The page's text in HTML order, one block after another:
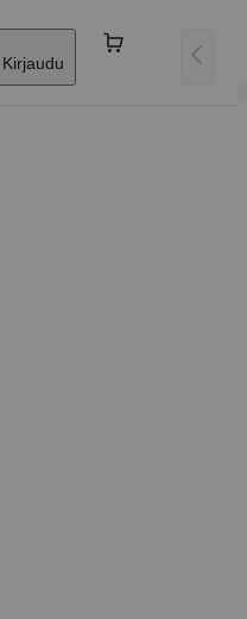
Kirjaudu